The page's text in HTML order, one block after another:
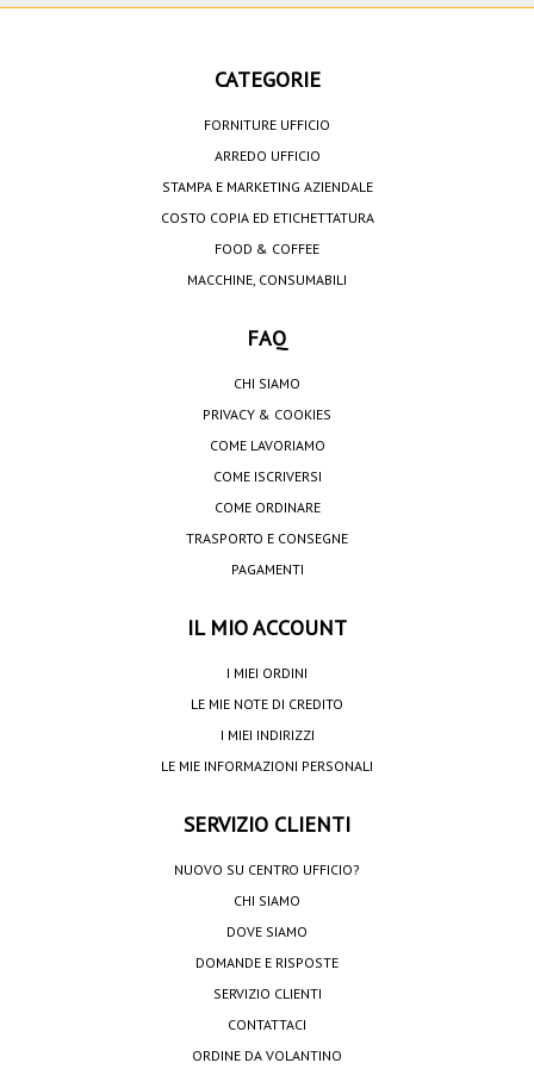
CATEGORIE
FORNITURE UFFICIO
ARREDO UFFICIO
STAMPA E MARKETING AZIENDALE
COSTO COPIA ED ETICHETTATURA
FOOD & COFFEE
MACCHINE, CONSUMABILI
FAQ
CHI SIAMO
PRIVACY & COOKIES
COME LAVORIAMO
COME ISCRIVERSI
COME ORDINARE
TRASPORTO E CONSEGNE
PAGAMENTI
IL MIO ACCOUNT
I MIEI ORDINI
LE MIE NOTE DI CREDITO
I MIEI INDIRIZZI
LE MIE INFORMAZIONI PERSONALI
SERVIZIO CLIENTI
NUOVO SU CENTRO UFFICIO?
CHI SIAMO
DOVE SIAMO
DOMANDE E RISPOSTE
SERVIZIO CLIENTI
CONTATTACI
ORDINE DA VOLANTINO